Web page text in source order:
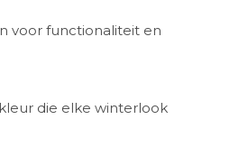
voor functionaliteit en
die elke winterlook